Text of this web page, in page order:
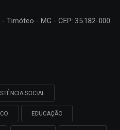
Timóteo - MG - CEP: 35.182-000
SOCIAL
EDUCAÇÃO